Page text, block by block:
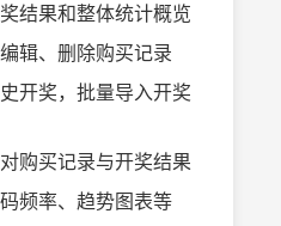
结果和整体统计概览
辑、删除购买记录
开奖，批量导入开奖
购买记录与开奖结果
频率、趋势图表等